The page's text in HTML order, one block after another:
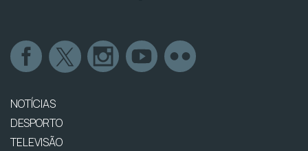
NOTÍCIAS
DESPORTO
TELEVISÃO